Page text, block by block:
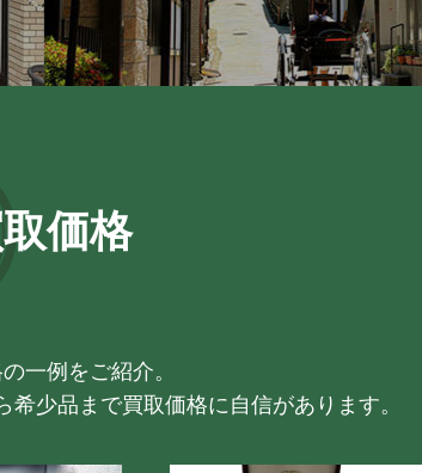
価格
一例をご紹介。
少品まで買取価格に自信があります。